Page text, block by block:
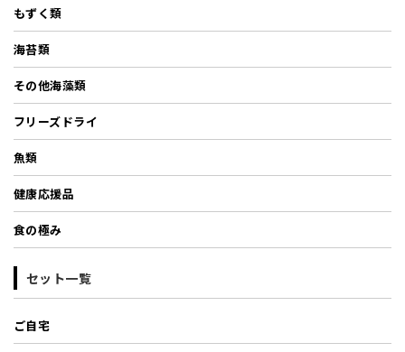
もずく類
海苔類
その他海藻類
フリーズドライ
魚類
健康応援品
食の極み
セット一覧
ご自宅